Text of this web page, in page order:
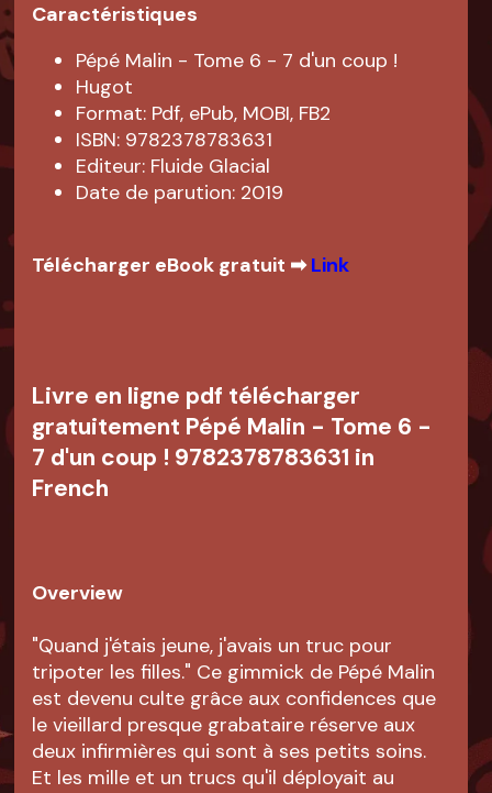
Caractéristiques
Pépé Malin - Tome 6 - 7 d'un coup !
Hugot
Format: Pdf, ePub, MOBI, FB2
ISBN: 9782378783631
Editeur: Fluide Glacial
Date de parution: 2019
Télécharger eBook gratuit ➡Link
Livre en ligne pdf télécharger
gratuitement Pépé Malin - Tome 6 -
7 d'un coup ! 9782378783631 in
French
Overview
"Quand j'étais jeune, j'avais un truc pour
tripoter les filles." Ce gimmick de Pépé Malin
est devenu culte grâce aux confidences que
le vieillard presque grabataire réserve aux
deux infirmières qui sont à ses petits soins.
Et les mille et un trucs qu'il déployait au